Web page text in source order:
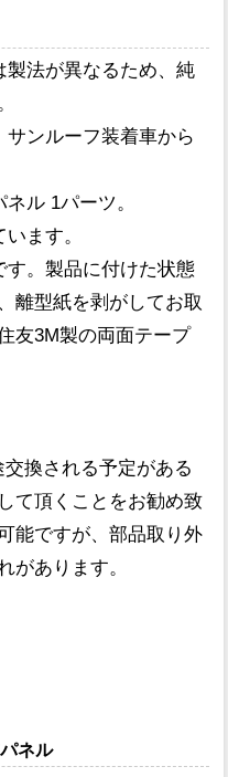
製法が異なるため、純
ンルーフ装着車から
ル 1パーツ。
ます。
す。製品に付けた状態
離型紙を剥がしてお取
友3M製の両面テープ
換される予定がある
て頂くことをお勧め致
能ですが、部品取り外
があります。
ネル